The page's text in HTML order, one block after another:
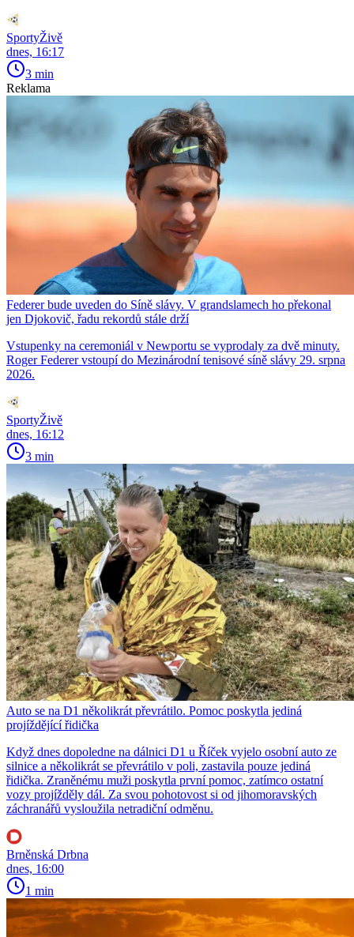
SportyŽivě
dnes, 16:17
3 min
Reklama
Federer bude uveden do Síně slávy. V grandslamech ho překonal
jen Djokovič, řadu rekordů stále drží
Vstupenky na ceremoniál v Newportu se vyprodaly za dvě minuty.
Roger Federer vstoupí do Mezinárodní tenisové síně slávy 29. srpna
2026.
SportyŽivě
dnes, 16:12
3 min
Auto se na D1 několikrát převrátilo. Pomoc poskytla jediná
projíždějící řidička
Když dnes dopoledne na dálnici D1 u Říček vyjelo osobní auto ze
silnice a několikrát se převrátilo v poli, zastavila pouze jediná
řidička. Zraněnému muži poskytla první pomoc, zatímco ostatní
vozy projížděly dál. Za svou pohotovost si od jihomoravských
záchranářů vysloužila netradiční odměnu.
Brněnská Drbna
dnes, 16:00
1 min